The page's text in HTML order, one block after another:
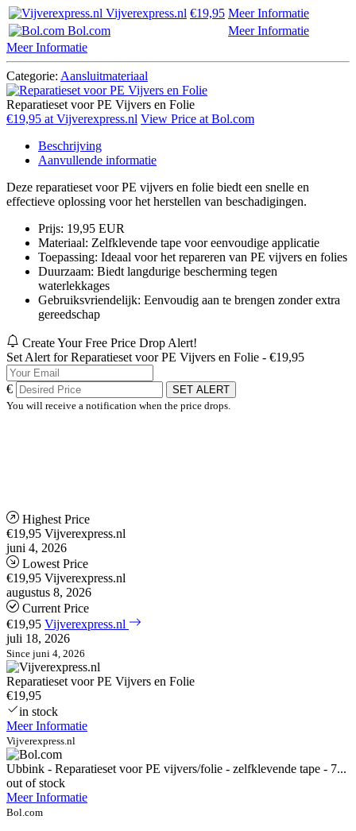
Vijverexpress.nl €19,95 Meer Informatie
Bol.com
Meer Informatie
Meer Informatie
Categorie: Aansluitmateriaal
Reparatieset voor PE Vijvers en Folie
€19,95 at Vijverexpress.nl View Price at Bol.com
Beschrijving
Aanvullende informatie
Deze reparatieset voor PE vijvers en folie biedt een snelle en
effectieve oplossing voor het herstellen van beschadigingen.
Prijs: 19,95 EUR
Materiaal: Zelfklevende tape voor eenvoudige applicatie
Toepassing: Ideaal voor het repareren van PE vijvers en folies
Duurzaam: Biedt langdurige bescherming tegen
waterlekkages
Gebruiksvriendelijk: Eenvoudig aan te brengen zonder extra
gereedschap
Create Your Free Price Drop Alert!
Set Alert for Reparatieset voor PE Vijvers en Folie - €19,95
€
SET ALERT
You will receive a notification when the price drops.
Highest Price
€19,95 Vijverexpress.nl
juni 4, 2026
Lowest Price
€19,95 Vijverexpress.nl
augustus 8, 2026
Current Price
€19,95 Vijverexpress.nl
juli 18, 2026
Since juni 4, 2026
Reparatieset voor PE Vijvers en Folie
€19,95
in stock
Meer Informatie
Vijverexpress.nl
Ubbink - Reparatieset voor PE vijvers/folie - zelfklevende tape - 7...
out of stock
Meer Informatie
Bol.com